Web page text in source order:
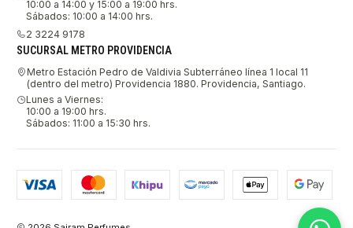
10:00 a 14:00 y 15:00 a 19:00 hrs.
Sábados: 10:00 a 14:00 hrs.
2 3224 9178
SUCURSAL METRO PROVIDENCIA
Metro Estación Pedro de Valdivia Subterráneo línea 1 local 11
(dentro del metro) Providencia 1880. Providencia, Santiago.
Lunes a Viernes:
10:00 a 19:00 hrs.
Sábados: 11:00 a 15:30 hrs.